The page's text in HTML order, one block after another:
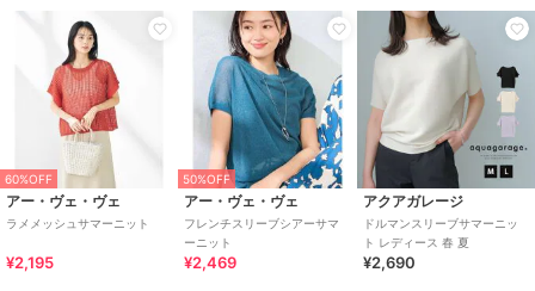
60%OFF
アー・ヴェ・ヴェ
ラメメッシュサマーニット
¥2,195
50%OFF
アー・ヴェ・ヴェ
フレンチスリーブシアーサマ
ーニット
¥2,469
アクアガレージ
ドルマンスリーブサマーニッ
ト レディース 春 夏
¥2,690